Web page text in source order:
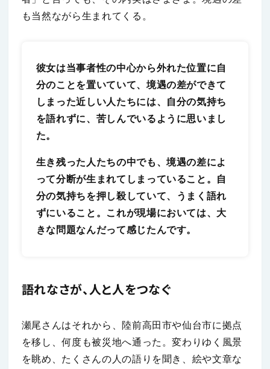
も当然ながら生まれてくる。
彼女は当事者性の中心から外れた位置に自
分のことを置いていて、境遇の差ができて
しまった近しい人たちには、自分の気持ち
を語れずに、苦しんでいるように思いまし
た。
生き残った人たちの中でも、境遇の差によ
って分断が生まれてしまっていること。自
分の気持ちを押し殺していて、うまく語れ
ずにいること。これが現場においては、大
きな問題なんだって感じたんです。
語れなさが、人と人をつなぐ
瀬尾さんはそれから、陸前高田市や仙台市に拠点
を移し、何度も被災地へ通った。変わりゆく風景
を眺め、たくさんの人の語りを聞き、絵や文章な